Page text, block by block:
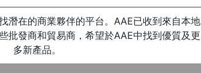
潛在的商業夥伴的平台。AAE已收到來自本地
批發商和貿易商，希望於AAE中找到優質及更
多新產品。